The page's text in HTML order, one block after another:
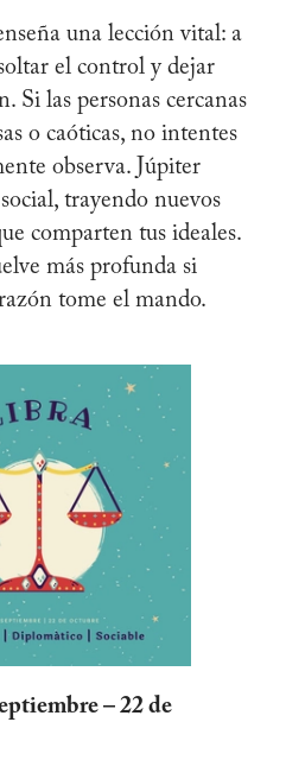
una lección vital: a
el control y dejar
Si las personas cercanas
o caóticas, no intentes
observa. Júpiter
trayendo nuevos
comparten tus ideales.
más profunda si
tome el mando.
– 22 de